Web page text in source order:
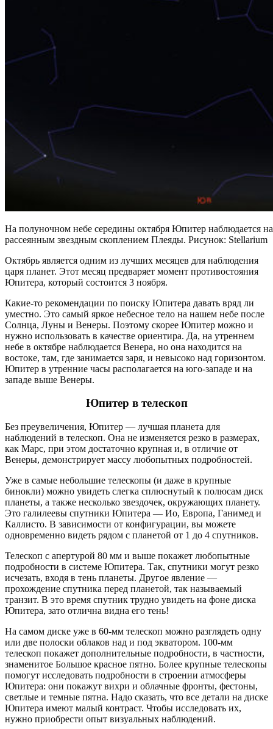
На полуночном небе середины октября Юпитер наблюдается
рассеянным звездным скоплением Плеяды. Рисунок: Stellarium
Октябрь является одним из лучших месяцев для наблюдения
царя планет. Этот месяц предваряет момент противостояния
Юпитера, который состоится 3 ноября.
Какие-то рекомендации по поиску Юпитера давать вряд ли
уместно. Это самый яркое небесное тело на нашем небе после
Солнца, Луны и Венеры. Поэтому скорее Юпитер можно и
нужно использовать в качестве ориентира. Да, на утреннем
небе в октябре наблюдается Венера, но она находится на
востоке, там, где занимается заря, и невысоко над горизонтом.
Юпитер в утренние часы располагается на юго-западе и на
западе выше Венеры.
Юпитер в телескоп
Без преувеличения, Юпитер — лучшая планета для
наблюдений в телескоп. Она не изменяется резко в размерах,
как Марс, при этом достаточно крупная и, в отличие от
Венеры, демонстрирует массу любопытных подробностей.
Уже в самые небольшие телескопы (и даже в крупные
бинокли) можно увидеть слегка сплюснутый к полюсам диск
планеты, а также несколько звездочек, окружающих планету.
Это галилеевы спутники Юпитера — Ио, Европа, Ганимед и
Каллисто. В зависимости от конфигурации, вы можете
одновременно видеть рядом с планетой от 1 до 4 спутников.
Телескоп с апертурой 80 мм и выше покажет любопытные
подробности в системе Юпитера. Так, спутники могут резко
исчезать, входя в тень планеты. Другое явление —
прохождение спутника перед планетой, так называемый
транзит. В это время спутник трудно увидеть на фоне диска
Юпитера, зато отлична видна его тень!
На самом диске уже в 60-мм телескоп можно разглядеть одну
или две полоски облаков над и под экватором. 100-мм
телескоп покажет дополнительные подробности, в частности,
знаменитое Большое красное пятно. Более крупные телескопы
помогут исследовать подробности в строении атмосферы
Юпитера: они покажут вихри и облачные фронты, фестоны,
светлые и темные пятна. Надо сказать, что все детали на диске
Юпитера имеют малый контраст. Чтобы исследовать их,
нужно приобрести опыт визуальных наблюдений.